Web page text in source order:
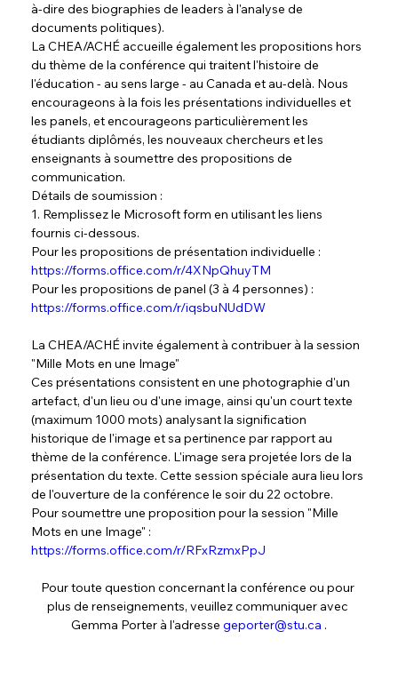
à-dire des biographies de leaders à l'analyse de
documents politiques).
La CHEA/ACHÉ accueille également les propositions hors
du thème de la conférence qui traitent l'histoire de
l'éducation - au sens large - au Canada et au-delà. Nous
encourageons à la fois les présentations individuelles et
les panels, et encourageons particulièrement les
étudiants diplômés, les nouveaux chercheurs et les
enseignants à soumettre des propositions de
communication.
Détails de soumission :
1. Remplissez le Microsoft form en utilisant les liens
fournis ci-dessous.
Pour les propositions de présentation individuelle :
https://forms.office.com/r/4XNpQhuyTM
Pour les propositions de panel (3 à 4 personnes) :
https://forms.office.com/r/iqsbuNUdDW
La CHEA/ACHÉ invite également à contribuer à la session
"Mille Mots en une Image"
Ces présentations consistent en une photographie d'un
artefact, d'un lieu ou d'une image, ainsi qu'un court texte
(maximum 1000 mots) analysant la signification
historique de l'image et sa pertinence par rapport au
thème de la conférence. L'image sera projetée lors de la
présentation du texte. Cette session spéciale aura lieu lors
de l'ouverture de la conférence le soir du 22 octobre.
Pour soumettre une proposition pour la session "Mille
Mots en une Image" :
https://forms.office.com/r/RFxRzmxPpJ
Pour toute question concernant la conférence ou pour
plus de renseignements, veuillez communiquer avec
Gemma Porter à l'adresse geporter@stu.ca .